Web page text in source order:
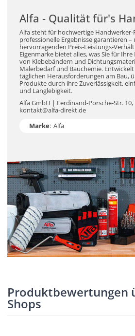
Alfa - Qualität für's
Alfa steht für hochwertige
professionelle Ergebnisse garantieren –
hervorragenden Preis-Leistungs-
Eigenmarke bietet alles, was Sie für
von Klebebändern und
Malerbedarf und Bauchemie.
täglichen Herausforderungen am Bau,
Produkte durch ihre Zuverlässigkeit,
und Langlebigkeit.
Alfa GmbH | Ferdinand-Porsche-Str. 10,
kontakt@alfa-direkt.de
Marke: Alfa
Produktbewertungen
Shops